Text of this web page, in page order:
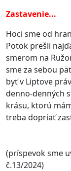
Zastavenie...
Hoci sme od
Potok prešli
smerom na
sme za sebou
byť v Liptove
denno-denných
krásu, ktorú
treba dopriať
(príspevok sme
č.13/2024)